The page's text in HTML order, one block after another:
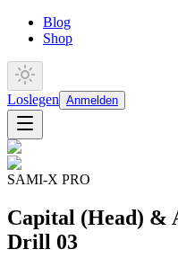
Blog
Shop
Loslegen Anmelden
SAMI-X PRO
Capital (Head)
Drill 03